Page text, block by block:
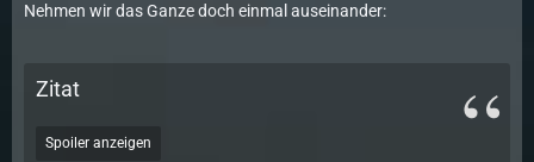
Nehmen wir das Ganze doch einmal auseinander:
Zitat
Spoiler anzeigen